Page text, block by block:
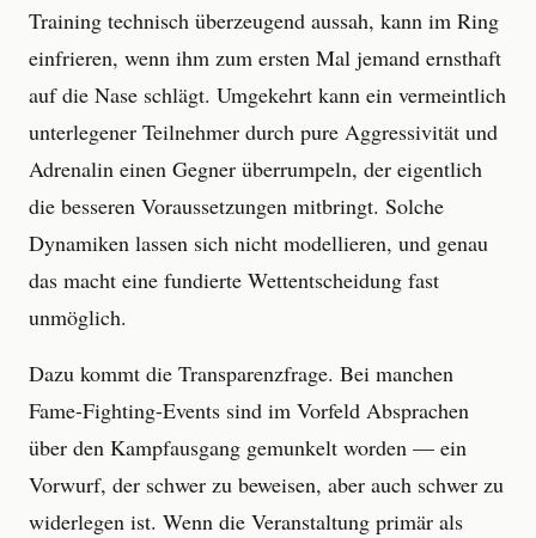
Training technisch überzeugend aussah, kann im Ring
einfrieren, wenn ihm zum ersten Mal jemand ernsthaft
auf die Nase schlägt. Umgekehrt kann ein vermeintlich
unterlegener Teilnehmer durch pure Aggressivität und
Adrenalin einen Gegner überrumpeln, der eigentlich
die besseren Voraussetzungen mitbringt. Solche
Dynamiken lassen sich nicht modellieren, und genau
das macht eine fundierte Wettentscheidung fast
unmöglich.
Dazu kommt die Transparenzfrage. Bei manchen
Fame-Fighting-Events sind im Vorfeld Absprachen
über den Kampfausgang gemunkelt worden — ein
Vorwurf, der schwer zu beweisen, aber auch schwer zu
widerlegen ist. Wenn die Veranstaltung primär als